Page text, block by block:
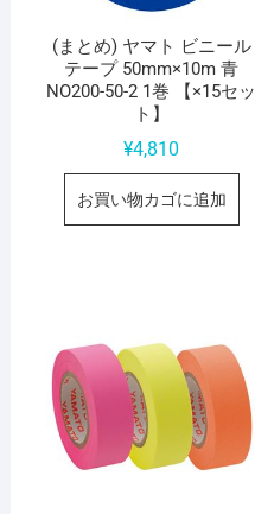
(まとめ) ヤマト ビニール
テープ 50mm×10m 青
NO200-50-2 1巻 【×15セッ
ト】
¥4,810
お買い物カゴに追加